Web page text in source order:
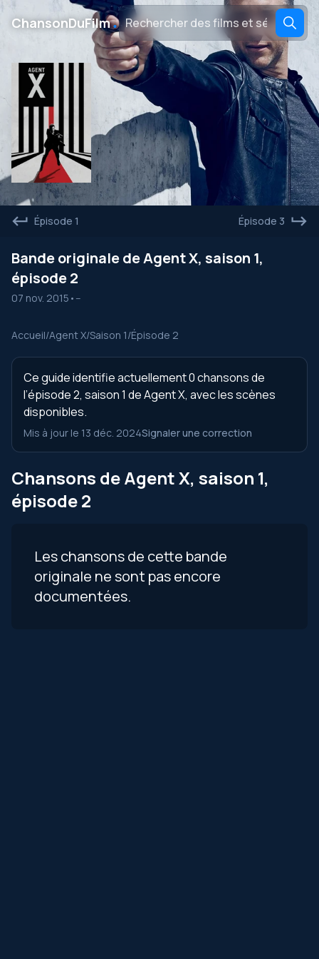
ChansonDuFilm․
Épisode 1 Épisode 3
Bande originale de Agent X, saison 1,
épisode 2
07 nov. 2015 • --
Accueil/Agent X/Saison 1/Épisode 2
Ce guide identifie actuellement 0 chansons de
l’épisode 2, saison 1 de Agent X, avec les scènes
disponibles.
Mis à jour le 13 déc. 2024Signaler une correction
Chansons de Agent X, saison 1,
épisode 2
Les chansons de cette bande
originale ne sont pas encore
documentées.